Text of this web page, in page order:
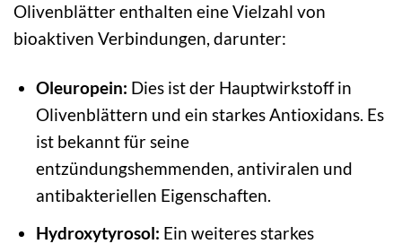
Olivenblätter enthalten eine Vielzahl von
bioaktiven Verbindungen, darunter:
Oleuropein: Dies ist der Hauptwirkstoff in
Olivenblättern und ein starkes Antioxidans. Es
ist bekannt für seine
entzündungshemmenden, antiviralen und
antibakteriellen Eigenschaften.
Hydroxytyrosol: Ein weiteres starkes